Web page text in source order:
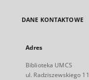
DANE KONTAKTOWE
Adres
Biblioteka UMCS
ul. Radziszewskiego 11